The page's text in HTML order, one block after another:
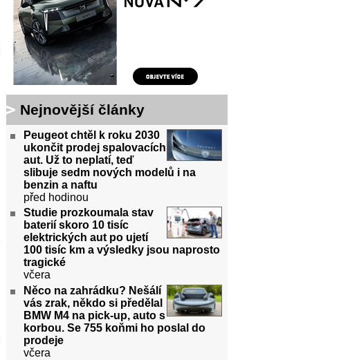
Nejnovější články
Peugeot chtěl k roku 2030
ukončit prodej spalovacích
aut. Už to neplatí, teď
slibuje sedm nových modelů i na
benzin a naftu
před hodinou
Studie prozkoumala stav
baterií skoro 10 tisíc
elektrických aut po ujetí
100 tisíc km a výsledky jsou naprosto
tragické
včera
Něco na zahrádku? Nešálí
vás zrak, někdo si předělal
BMW M4 na pick-up, auto s
korbou. Se 755 koňmi ho poslal do
prodeje
včera